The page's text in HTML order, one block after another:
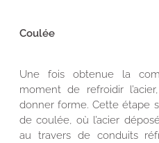
Coulée
Une fois obtenue la
moment de refroidir
donner forme. Cette étape
de coulée, où l’acier
au travers de conduits